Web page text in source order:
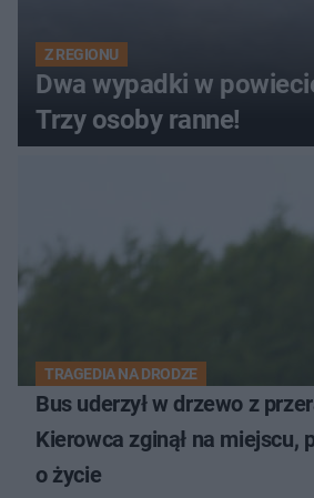
Z REGIONU
Dwa wypadki w
Trzy osoby ranne!
TRAGEDIA NA DRODZE
Bus uderzył w drzewo z
Kierowca zginął na miejscu,
o życie